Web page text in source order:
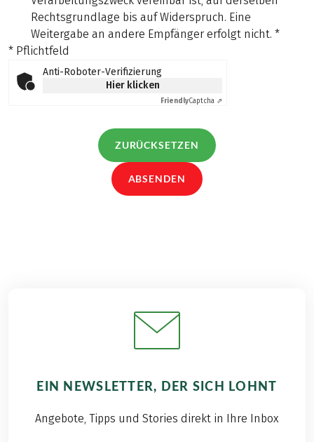
Rechtsgrundlage bis auf Widerspruch. Eine
Weitergabe an andere Empfänger erfolgt nicht. *
* Pflichtfeld
Anti-Roboter-Verifizierung
Hier klicken
FriendlyCaptcha ⇗
ZURÜCKSETZEN
ABSENDEN
EIN NEWSLETTER, DER SICH LOHNT
Angebote, Tipps und Stories direkt in Ihre Inbox